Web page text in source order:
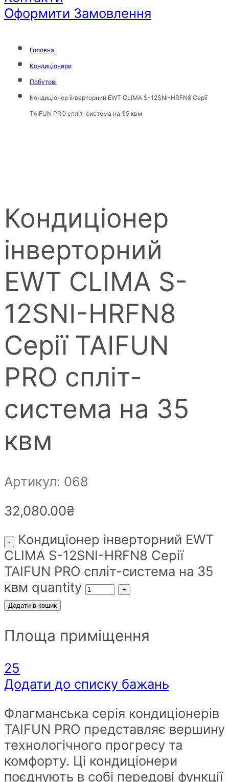
Оформити Замовлення
Головна
Кондиціонери
Побутові
Кондиціонер інверторний EWT CLIMA S-12SNI-HRFN8 Серії
TAIFUN PRO спліт-система на 35 квм
Кондиціонер
інверторний
EWT CLIMA S-
12SNI-HRFN8
Серії TAIFUN
PRO спліт-
система на 35
квм
Артикул: 068
32,080.00₴
Кондиціонер інверторний EWT
CLIMA S-12SNI-HRFN8 Серії
TAIFUN PRO спліт-система на 35
квм quantity
Додати в кошик
Площа приміщення
25
Додати до списку бажань
Флагманська серія кондиціонерів
TAIFUN PRO представляє вершину
технологічного прогресу та
комфорту. Ці кондиціонери
поєднують в собі передові функції